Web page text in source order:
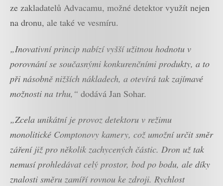
ze zakladatelů Advacamu, možné detektor využít nejen
na dronu, ale také ve vesmíru.
„Inovativní princip nabízí vyšší užitnou hodnotu v
porovnání se současnými konkurenčními produkty, a to
při násobně nižších nákladech, a otevírá tak zajímavé
možnosti na trhu,“ dodává Jan Sohar.
„Zcela unikátní je provoz detektoru v režimu
monolitické Comptonovy kamery, což umožní určit směr
záření již pro několik zachycených částic. Dron už tak
nemusí prohledávat celý prostor, bod po bodu, ale díky
znalosti směru zamíří rovnou ke zdroji. Rychlost